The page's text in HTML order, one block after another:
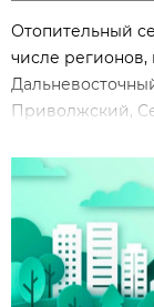
Отопительный
числе регионов,
Приволжский,